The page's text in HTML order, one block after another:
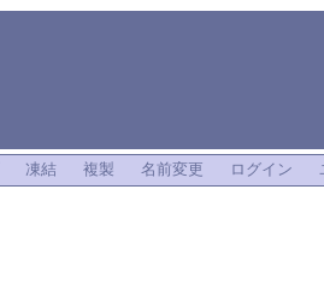
凍結 複製 名前変更 ログイン